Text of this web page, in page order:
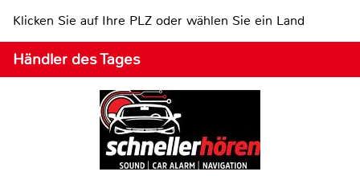
Klicken Sie auf Ihre PLZ oder wählen Sie ein Land
Händler des Tages